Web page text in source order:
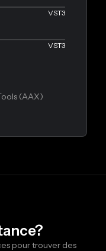
VST3
VST3
(AAX)
pour trouver des